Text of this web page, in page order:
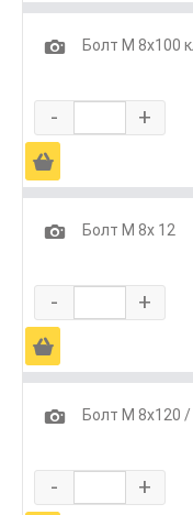
1
Болт М 8х100
- +
Ä
1
Болт М 8х 12
- +
Ä
1
Болт М 8х120
- +